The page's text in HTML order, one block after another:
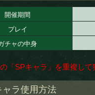
開催期間
プレイ
チャの中身
「SPキャラ」を重複して
ャラ使用方法